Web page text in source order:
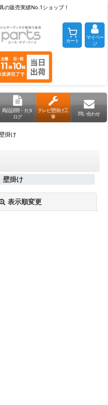
の販売実績No.1ショップ！
カート
マイペー
ジ
商品説明・カタ
ログ
テレビ壁掛け工
事
問い合わせ
掛け
壁掛け
表示順変更